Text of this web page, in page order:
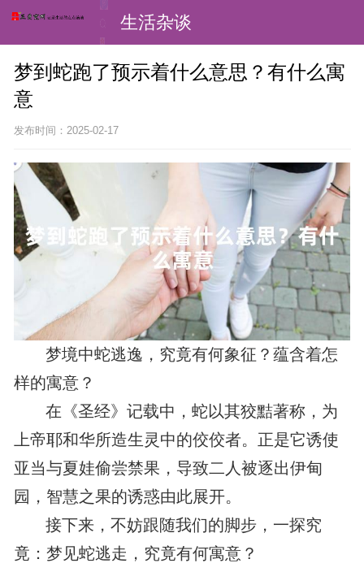
生活杂谈
梦到蛇跑了预示着什么意思？有什么寓
意
发布时间：2025-02-17
梦境中蛇逃逸，究竟有何象征？蕴含着怎
样的寓意？
在《圣经》记载中，蛇以其狡黠著称，为
上帝耶和华所造生灵中的佼佼者。正是它诱使
亚当与夏娃偷尝禁果，导致二人被逐出伊甸
园，智慧之果的诱惑由此展开。
接下来，不妨跟随我们的脚步，一探究
竟：梦见蛇逃走，究竟有何寓意？